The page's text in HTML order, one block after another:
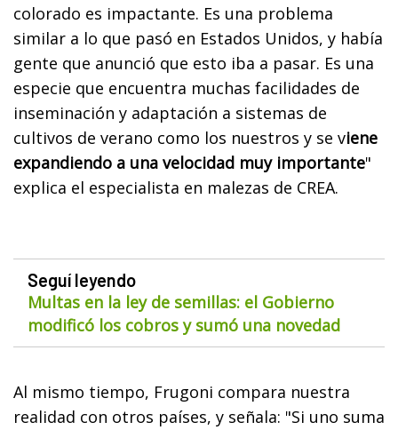
colorado es impactante. Es una problema
similar a lo que pasó en Estados Unidos, y había
gente que anunció que esto iba a pasar. Es una
especie que encuentra muchas facilidades de
inseminación y adaptación a sistemas de
cultivos de verano como los nuestros y se viene
expandiendo a una velocidad muy importante"
explica el especialista en malezas de CREA.
Seguí leyendo
Multas en la ley de semillas: el Gobierno
modificó los cobros y sumó una novedad
Al mismo tiempo, Frugoni compara nuestra
realidad con otros países, y señala: "Si uno suma